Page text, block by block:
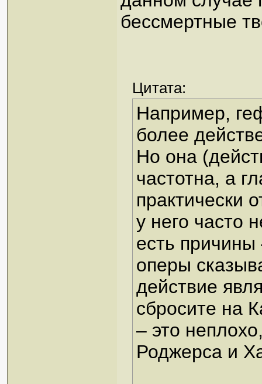
бессмертные
Цитата:
Например,
более
Но она
частотна, а
практически
у него часто
есть
оперы
действие
сбросите на
– это
Роджерса и